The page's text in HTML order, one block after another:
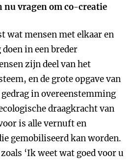
nu vragen om co-creatie
wat mensen met elkaar en
in een breder
zijn deel van het
en de grote opgave van
in overeenstemming
draagkracht van
is alle vernuft en
gemobiliseerd kan worden.
‘Ik weet wat goed voor u